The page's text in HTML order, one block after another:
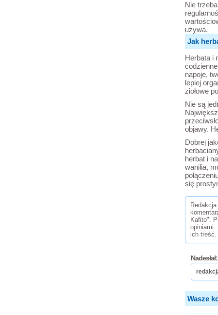
Nie
używa.
Jak
Herbata i
napoje,
lepiej
ziołowe
Nie są
objawy.
Dobrej
herbat i
wanilia,
się
Kafito".
opiniami.
ich treść.
Nadesłał:
Wasze